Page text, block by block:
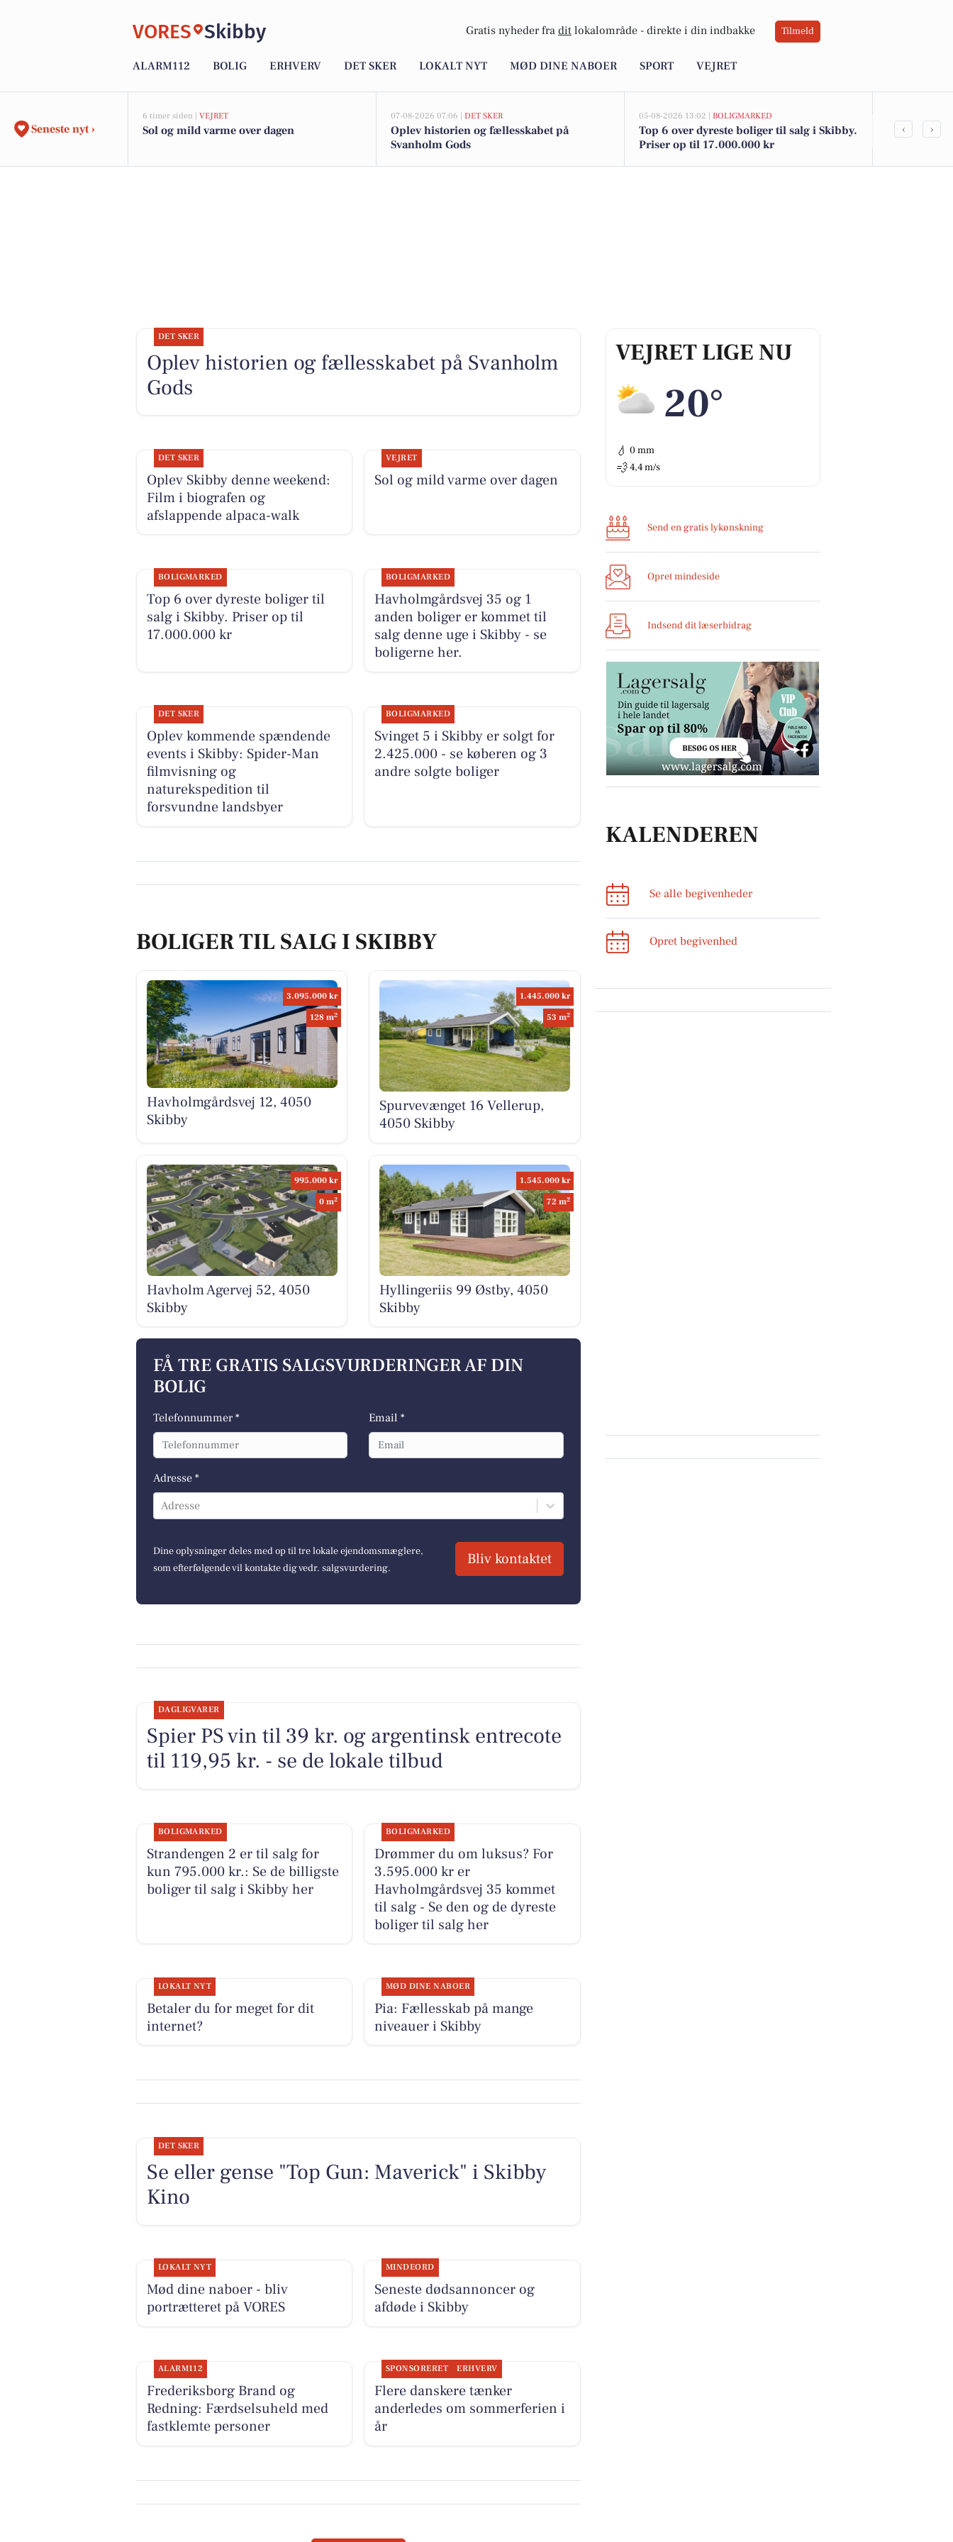
VORES Skibby Gratis nyheder fra dit lokalområde - direkte i din indbakke Tilmeld
ALARM112 BOLIG ERHVERV DET SKER LOKALT NYT MØD DINE NABOER SPORT VEJRET
Seneste nyt ›
6 timer siden | VEJRET
Sol og mild varme over dagen
07-08-2026 07:06 | DET SKER
Oplev historien og fællesskabet på
Svanholm Gods
05-08-2026 13:02 | BOLIGMARKED
Top 6 over dyreste boliger til salg i Skibby.
Priser op til 17.000.000 kr
‹ ›
VEJRET LIGE NU
20°
💧 0 mm
💨 4,4 m/s
Send en gratis lykønskning
Opret mindeside
Indsend dit læserbidrag
KALENDEREN
Se alle begivenheder
Opret begivenhed
DET SKER
Oplev historien og fællesskabet på Svanholm
Gods
DET SKER
Oplev Skibby denne weekend:
Film i biografen og
afslappende alpaca-walk
VEJRET
Sol og mild varme over dagen
BOLIGMARKED
Top 6 over dyreste boliger til
salg i Skibby. Priser op til
17.000.000 kr
BOLIGMARKED
Havholmgårdsvej 35 og 1
anden boliger er kommet til
salg denne uge i Skibby - se
boligerne her.
DET SKER
Oplev kommende spændende
events i Skibby: Spider-Man
filmvisning og
naturekspedition til
forsvundne landsbyer
BOLIGMARKED
Svinget 5 i Skibby er solgt for
2.425.000 - se køberen og 3
andre solgte boliger
BOLIGER TIL SALG I SKIBBY
3.095.000 kr
128 m2
Havholmgårdsvej 12, 4050
Skibby
1.445.000 kr
53 m2
Spurvevænget 16 Vellerup,
4050 Skibby
995.000 kr
0 m2
Havholm Agervej 52, 4050
Skibby
1.545.000 kr
72 m2
Hyllingeriis 99 Østby, 4050
Skibby
FÅ TRE GRATIS SALGSVURDERINGER AF DIN
BOLIG
Telefonnummer * Email *
Adresse *
Adresse
Dine oplysninger deles med op til tre lokale ejendomsmæglere,
som efterfølgende vil kontakte dig vedr. salgsvurdering.
Bliv kontaktet
DAGLIGVARER
Spier PS vin til 39 kr. og argentinsk entrecote
til 119,95 kr. - se de lokale tilbud
BOLIGMARKED
Strandengen 2 er til salg for
kun 795.000 kr.: Se de billigste
boliger til salg i Skibby her
BOLIGMARKED
Drømmer du om luksus? For
3.595.000 kr er
Havholmgårdsvej 35 kommet
til salg - Se den og de dyreste
boliger til salg her
LOKALT NYT
Betaler du for meget for dit
internet?
MØD DINE NABOER
Pia: Fællesskab på mange
niveauer i Skibby
DET SKER
Se eller gense "Top Gun: Maverick" i Skibby
Kino
LOKALT NYT
Mød dine naboer - bliv
portrætteret på VORES
MINDEORD
Seneste dødsannoncer og
afdøde i Skibby
ALARM112
Frederiksborg Brand og
Redning: Færdselsuheld med
fastklemte personer
SPONSORERET ERHVERV
Flere danskere tænker
anderledes om sommerferien i
år